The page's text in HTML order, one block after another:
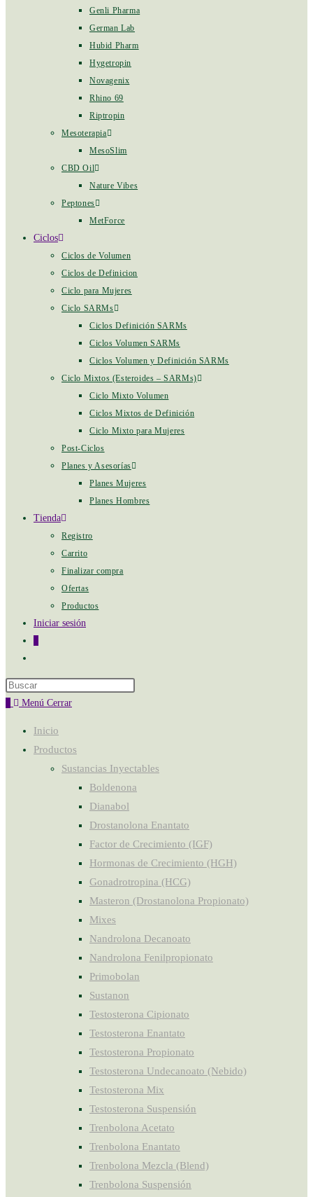
Genli Pharma
German Lab
Hubid Pharm
Hygetropin
Novagenix
Rhino 69
Riptropin
Mesoterapia
MesoSlim
CBD Oil
Nature Vibes
Peptones
MetForce
Ciclos
Ciclos de Volumen
Ciclos de Definicion
Ciclo para Mujeres
Ciclo SARMs
Ciclos Definición SARMs
Ciclos Volumen SARMs
Ciclos Volumen y Definición SARMs
Ciclo Mixtos (Esteroides – SARMs)
Ciclo Mixto Volumen
Ciclos Mixtos de Definición
Ciclo Mixto para Mujeres
Post-Ciclos
Planes y Asesorías
Planes Mujeres
Planes Hombres
Tienda
Registro
Carrito
Finalizar compra
Ofertas
Productos
Iniciar sesión
Menú Cerrar
Inicio
Productos
Sustancias Inyectables
Boldenona
Dianabol
Drostanolona Enantato
Factor de Crecimiento (IGF)
Hormonas de Crecimiento (HGH)
Gonadrotropina (HCG)
Masteron (Drostanolona Propionato)
Mixes
Nandrolona Decanoato
Nandrolona Fenilpropionato
Primobolan
Sustanon
Testosterona Cipionato
Testosterona Enantato
Testosterona Propionato
Testosterona Undecanoato (Nebido)
Testosterona Mix
Testosterona Suspensión
Trenbolona Acetato
Trenbolona Enantato
Trenbolona Mezcla (Blend)
Trenbolona Suspensión